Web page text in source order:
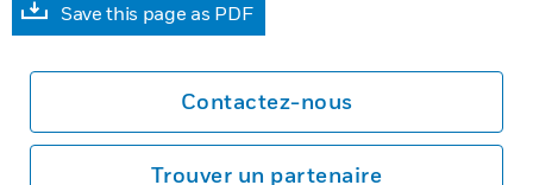
Save this page as PDF
Contactez-nous
Trouver un partenaire